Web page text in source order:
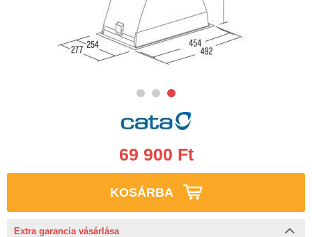
69 900 Ft
KOSÁRBA
Extra garancia vásárlása